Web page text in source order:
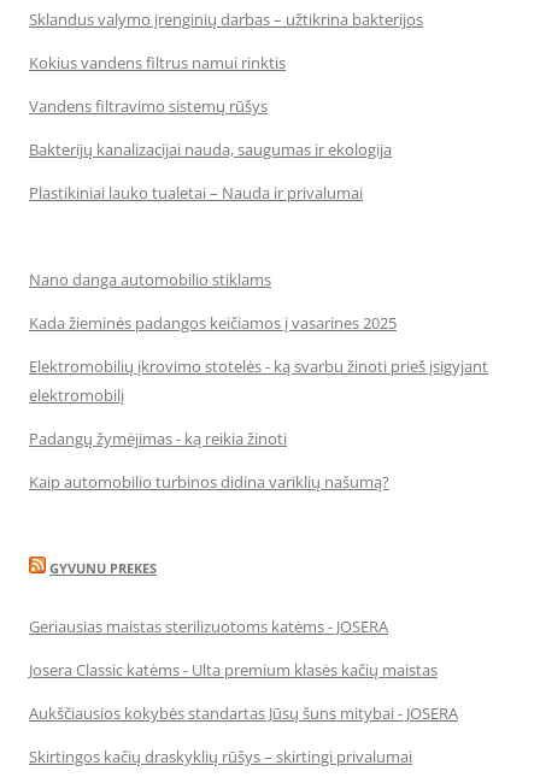
Sklandus valymo įrenginių darbas – užtikrina bakterijos
Kokius vandens filtrus namui rinktis
Vandens filtravimo sistemų rūšys
Bakterijų kanalizacijai nauda, saugumas ir ekologija
Plastikiniai lauko tualetai – Nauda ir privalumai
Nano danga automobilio stiklams
Kada žieminės padangos keičiamos į vasarines 2025
Elektromobilių įkrovimo stotelės - ką svarbu žinoti prieš įsigyjant
elektromobilį
Padangų žymėjimas - ką reikia žinoti
Kaip automobilio turbinos didina variklių našumą?
GYVUNU PREKES
Geriausias maistas sterilizuotoms katėms - JOSERA
Josera Classic katėms - Ulta premium klasės kačių maistas
Aukščiausios kokybės standartas Jūsų šuns mitybai - JOSERA
Skirtingos kačių draskyklių rūšys – skirtingi privalumai